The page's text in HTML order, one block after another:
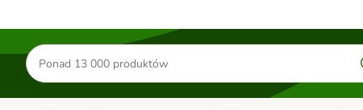
Szukaj
produktów